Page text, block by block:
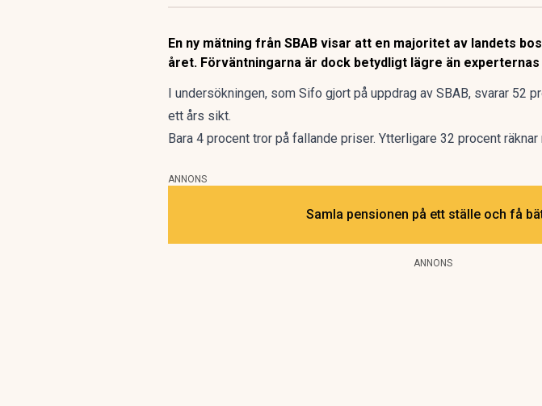
En ny mätning från SBAB visar att en majoritet av landets
året. Förväntningarna är dock betydligt lägre än
I undersökningen, som Sifo gjort på uppdrag av SBAB, svarar 52
ett års sikt.
Bara 4 procent tror på fallande priser. Ytterligare 32 procent
ANNONS
Samla pensionen på ett ställe och få
ANNONS